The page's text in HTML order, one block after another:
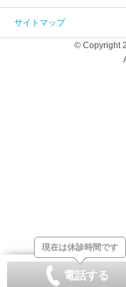
現在は休診時間です
電話する
サイトマップ
© Copyright